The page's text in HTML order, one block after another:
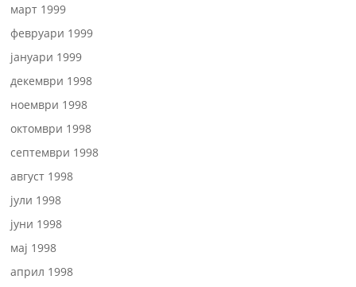
март 1999
февруари 1999
јануари 1999
декември 1998
ноември 1998
октомври 1998
септември 1998
август 1998
јули 1998
јуни 1998
мај 1998
април 1998